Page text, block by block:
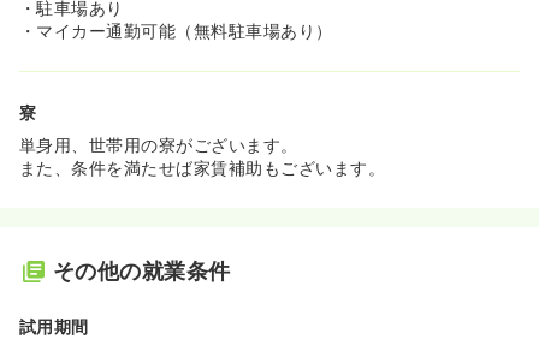
・駐車場あり
・マイカー通勤可能（無料駐車場あり）
寮
単身用、世帯用の寮がございます。
また、条件を満たせば家賃補助もございます。
その他の就業条件
試用期間